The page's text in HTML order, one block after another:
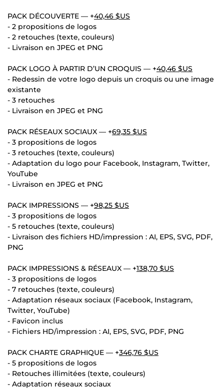
PACK DÉCOUVERTE — +40,46 $US
- 2 propositions de logos
- 2 retouches (texte, couleurs)
- Livraison en JPEG et PNG
PACK LOGO À PARTIR D’UN CROQUIS — +40,46 $US
- Redessin de votre logo depuis un croquis ou une image
existante
- 3 retouches
- Livraison en JPEG et PNG
PACK RÉSEAUX SOCIAUX — +69,35 $US
- 3 propositions de logos
- 3 retouches (texte, couleurs)
- Adaptation du logo pour Facebook, Instagram, Twitter,
YouTube
- Livraison en JPEG et PNG
PACK IMPRESSIONS — +98,25 $US
- 3 propositions de logos
- 5 retouches (texte, couleurs)
- Livraison des fichiers HD/impression : AI, EPS, SVG, PDF,
PNG
PACK IMPRESSIONS & RÉSEAUX — +138,70 $US
- 3 propositions de logos
- 7 retouches (texte, couleurs)
- Adaptation réseaux sociaux (Facebook, Instagram,
Twitter, YouTube)
- Favicon inclus
- Fichiers HD/impression : AI, EPS, SVG, PDF, PNG
PACK CHARTE GRAPHIQUE — +346,76 $US
- 5 propositions de logos
- Retouches illimitées (texte, couleurs)
- Adaptation réseaux sociaux